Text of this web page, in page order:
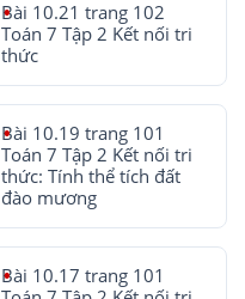
Bài 10.21 trang 102
Toán 7 Tập 2 Kết nối tri
thức
Bài 10.19 trang 101
Toán 7 Tập 2 Kết nối tri
thức: Tính thể tích đất
đào mương
Bài 10.17 trang 101